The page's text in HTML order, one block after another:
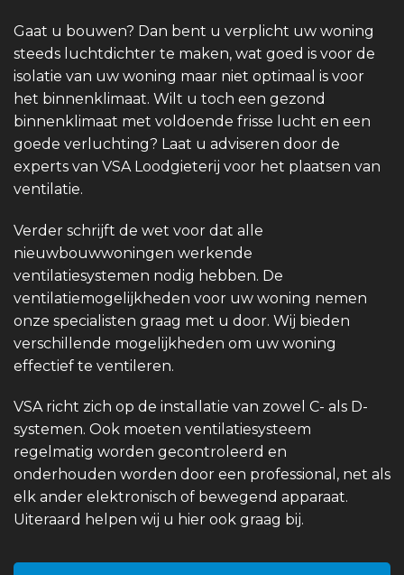
Gaat u bouwen? Dan bent u verplicht uw woning
steeds luchtdichter te maken, wat goed is voor de
isolatie van uw woning maar niet optimaal is voor
het binnenklimaat. Wilt u toch een gezond
binnenklimaat met voldoende frisse lucht en een
goede verluchting? Laat u adviseren door de
experts van VSA Loodgieterij voor het plaatsen van
ventilatie.
Verder schrijft de wet voor dat alle
nieuwbouwwoningen werkende
ventilatiesystemen nodig hebben. De
ventilatiemogelijkheden voor uw woning nemen
onze specialisten graag met u door. Wij bieden
verschillende mogelijkheden om uw woning
effectief te ventileren.
VSA richt zich op de installatie van zowel C- als D-
systemen. Ook moeten ventilatiesysteem
regelmatig worden gecontroleerd en
onderhouden worden door een professional, net als
elk ander elektronisch of bewegend apparaat.
Uiteraard helpen wij u hier ook graag bij.